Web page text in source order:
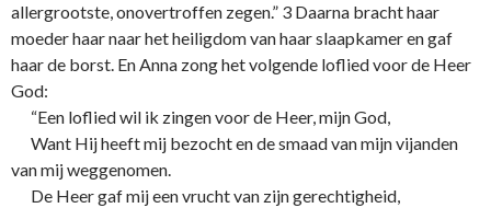
allergrootste, o­novertroffen zegen.” 3 Daarna bracht haar
moeder haar naar het heiligdom van haar slaapkamer en gaf
haar de borst. En Anna zong het volgende loflied voor de Heer
God:
“Een loflied wil ik zingen voor de Heer, mijn God,
Want Hij heeft mij bezocht en de smaad van mijn vijanden
van mij weggenomen.
De Heer gaf mij een vrucht van zijn gerechtigheid,